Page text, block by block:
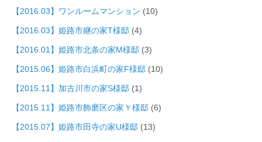
【2016.03】ワンルームマンション (10)
【2016.03】姫路市継の家T様邸 (4)
【2016.01】姫路市北条の家M様邸 (3)
【2015.06】姫路市白浜町の家F様邸 (10)
【2015.11】加古川市の家S様邸 (1)
【2015.11】姫路市飾磨区の家Ｙ様邸 (6)
【2015.07】姫路市田寺の家U様邸 (13)